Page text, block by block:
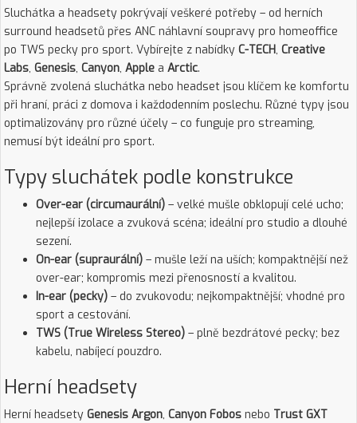
Sluchátka a headsety pokrývají veškeré potřeby – od herních
surround headsetů přes ANC náhlavní soupravy pro homeoffice
po TWS pecky pro sport. Vybírejte z nabídky C-TECH, Creative
Labs, Genesis, Canyon, Apple a Arctic.
Správně zvolená sluchátka nebo headset jsou klíčem ke komfortu
při hraní, práci z domova i každodenním poslechu. Různé typy jsou
optimalizovány pro různé účely – co funguje pro streaming,
nemusí být ideální pro sport.
Typy sluchátek podle konstrukce
Over-ear (circumaurální) – velké mušle obklopují celé ucho;
nejlepší izolace a zvuková scéna; ideální pro studio a dlouhé
sezení.
On-ear (supraurální) – mušle leží na uších; kompaktnější než
over-ear; kompromis mezi přenosností a kvalitou.
In-ear (pecky) – do zvukovodu; nejkompaktnější; vhodné pro
sport a cestování.
TWS (True Wireless Stereo) – plně bezdrátové pecky; bez
kabelu, nabíjecí pouzdro.
Herní headsety
Herní headsety Genesis Argon, Canyon Fobos nebo Trust GXT